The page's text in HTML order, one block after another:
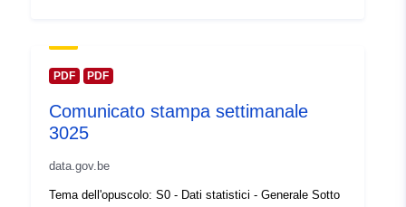
PDF PDF
Comunicato stampa settimanale
3025
data.gov.be
Tema dell'opuscolo: S0 - Dati statistici - Generale Sotto